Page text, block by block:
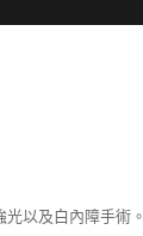
以及白內障手術。